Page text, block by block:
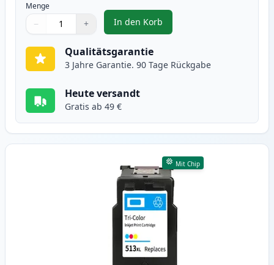
Menge
Verwenden Sie die Tasten, um anzupassen
− +
1
In den Korb
, Canon PG-512 schwarz
Qualitätsgarantie
3 Jahre Garantie. 90 Tage Rückgabe
Heute versandt
Gratis ab 49 €
Mit Chip